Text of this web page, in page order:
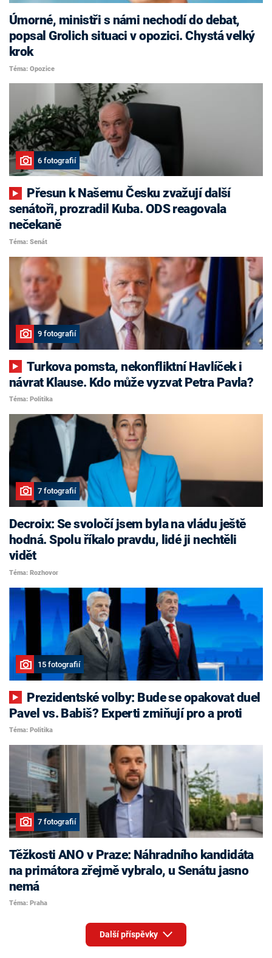
Úmorné, ministři s námi nechodí do debat,
popsal Grolich situaci v opozici. Chystá velký
krok
Téma: Opozice
6 fotografií
senátoři, prozradil Kuba. ODS reagovala
nečekaně
Téma: Senát
9 fotografií
Turkova pomsta, nekonfliktní Havlíček i
návrat Klause. Kdo může vyzvat Petra Pavla?
Téma: Politika
7 fotografií
Decroix: Se svoločí jsem byla na vládu ještě
hodná. Spolu říkalo pravdu, lidé ji nechtěli
vidět
Téma: Rozhovor
15 fotografií
Pavel vs. Babiš? Experti zmiňují pro a proti
Téma: Politika
7 fotografií
Těžkosti ANO v Praze: Náhradního kandidáta
na primátora zřejmě vybralo, u Senátu jasno
nemá
Téma: Praha
Další příspěvky